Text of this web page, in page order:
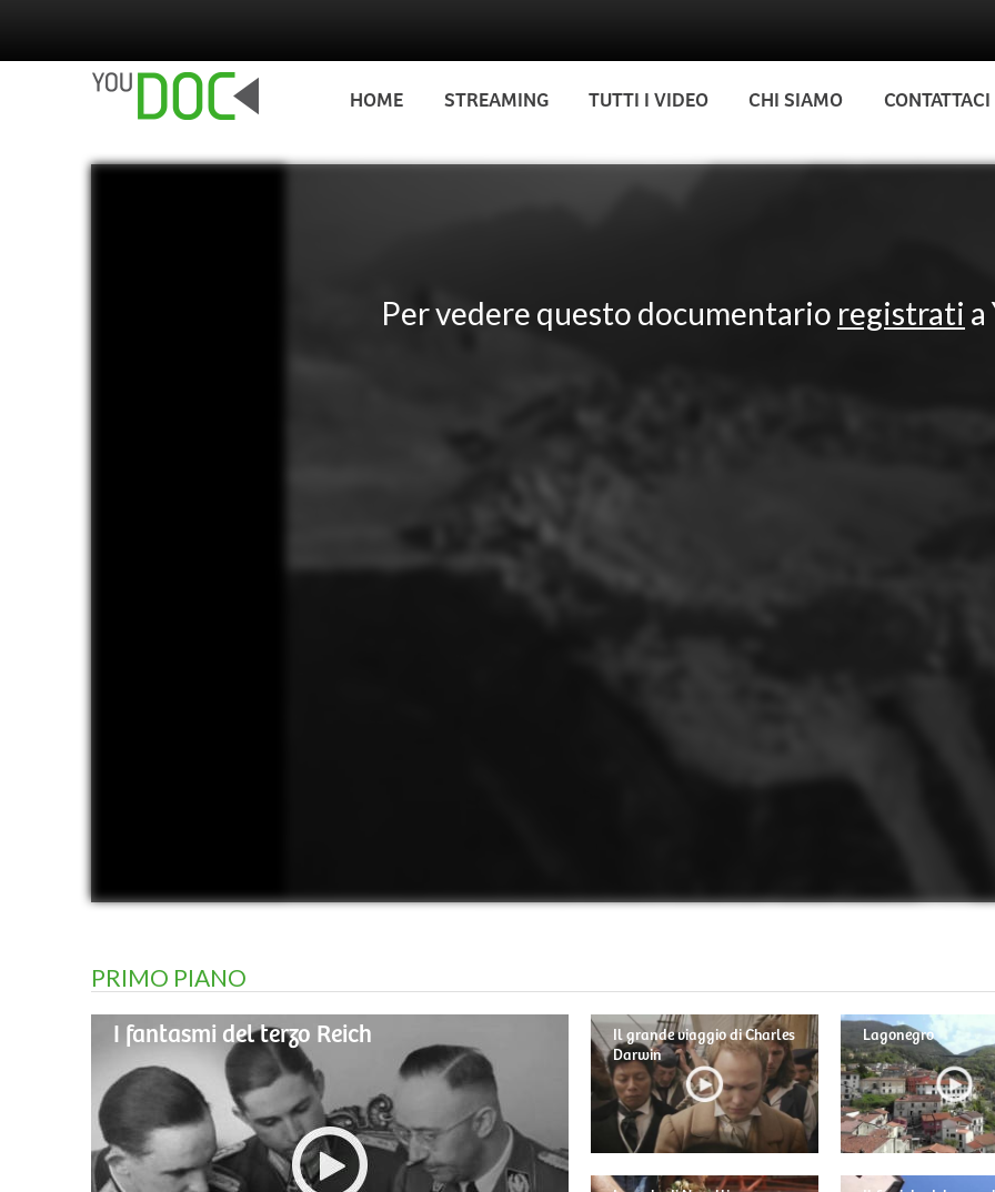
HOME STREAMING TUTTI I VIDEO CHI SIAMO CONTATTACI
Per vedere questo documentario registrati a
PRIMO PIANO
I fantasmi del terzo Reich
Il grande viaggio di Charles
Darwin
Lagonegro